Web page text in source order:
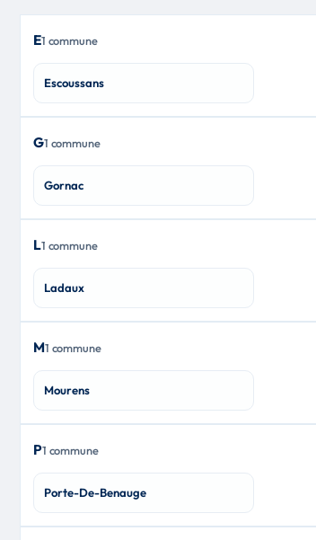
E1 commune
Escoussans
G1 commune
Gornac
L1 commune
Ladaux
M1 commune
Mourens
P1 commune
Porte-De-Benauge